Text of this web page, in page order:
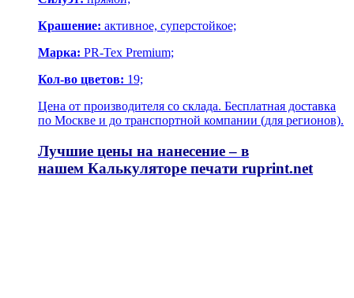
Крашение: активное, суперстойкое;
Марка: PR-Tex Premium;
Кол-во цветов: 19;
Цена от производителя со склада. Бесплатная доставка
по Москве и до транспортной компании (для регионов).
Лучшие цены на нанесение – в
нашем Калькуляторе печати ruprint.net